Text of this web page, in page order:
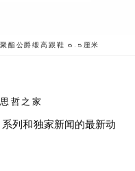
酯公爵缎高跟鞋 6.5厘米
哲之家
列和独家新闻的最新动